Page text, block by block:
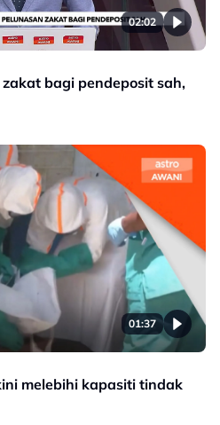
02:02
bagi pendeposit sah,
01:37
melebihi kapasiti tindak